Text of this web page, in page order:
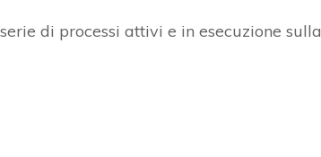
di processi attivi e in esecuzione sulla